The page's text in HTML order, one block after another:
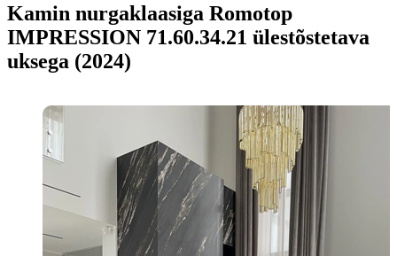
Kamin nurgaklaasiga Romotop
IMPRESSION 71.60.34.21 ülestõstetava
uksega (2024)